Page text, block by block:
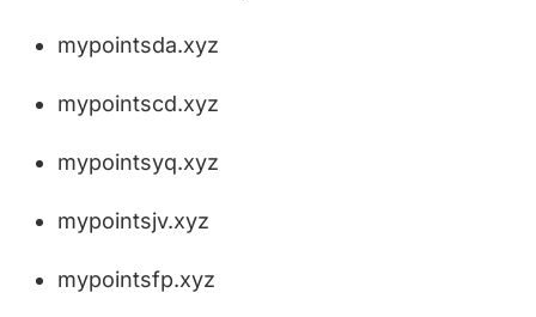
mypointsda.xyz
mypointscd.xyz
mypointsyq.xyz
mypointsjv.xyz
mypointsfp.xyz